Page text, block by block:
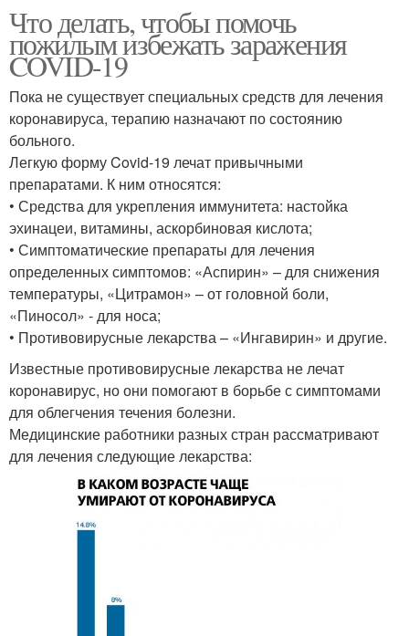
Что делать, чтобы помочь
пожилым избежать заражения
COVID-19
Пока не существует специальных средств для лечения
коронавируса, терапию назначают по состоянию
больного.
Легкую форму Covid-19 лечат привычными
препаратами. К ним относятся:
• Средства для укрепления иммунитета: настойка
эхинацеи, витамины, аскорбиновая кислота;
• Симптоматические препараты для лечения
определенных симптомов: «Аспирин» – для снижения
температуры, «Цитрамон» – от головной боли,
«Пиносол» - для носа;
• Противовирусные лекарства – «Ингавирин» и другие.
Известные противовирусные лекарства не лечат
коронавирус, но они помогают в борьбе с симптомами
для облегчения течения болезни.
Медицинские работники разных стран рассматривают
для лечения следующие лекарства: